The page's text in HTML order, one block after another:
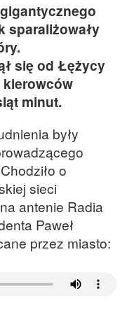
sparaliżowały
się od Łężycy
kierowców
minut.
były
o
sieci
antenie Radia
Paweł
przez miasto: